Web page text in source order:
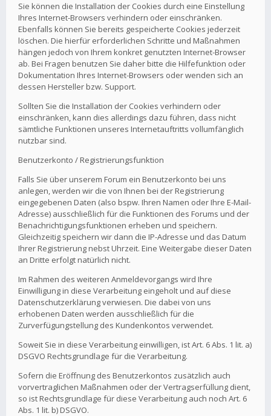
Sie können die Installation der Cookies durch eine Einstellung
Ihres Internet-Browsers verhindern oder einschränken.
Ebenfalls können Sie bereits gespeicherte Cookies jederzeit
löschen. Die hierfür erforderlichen Schritte und Maßnahmen
hängen jedoch von Ihrem konkret genutzten Internet-Browser
ab. Bei Fragen benutzen Sie daher bitte die Hilfefunktion oder
Dokumentation Ihres Internet-Browsers oder wenden sich an
dessen Hersteller bzw. Support.
Sollten Sie die Installation der Cookies verhindern oder
einschränken, kann dies allerdings dazu führen, dass nicht
sämtliche Funktionen unseres Internetauftritts vollumfänglich
nutzbar sind.
Benutzerkonto / Registrierungsfunktion
Falls Sie über unserem Forum ein Benutzerkonto bei uns
anlegen, werden wir die von Ihnen bei der Registrierung
eingegebenen Daten (also bspw. Ihren Namen oder Ihre E-Mail-
Adresse) ausschließlich für die Funktionen des Forums und der
Benachrichtigungsfunktionen erheben und speichern.
Gleichzeitig speichern wir dann die IP-Adresse und das Datum
Ihrer Registrierung nebst Uhrzeit. Eine Weitergabe dieser Daten
an Dritte erfolgt natürlich nicht.
Im Rahmen des weiteren Anmeldevorgangs wird Ihre
Einwilligung in diese Verarbeitung eingeholt und auf diese
Datenschutzerklärung verwiesen. Die dabei von uns
erhobenen Daten werden ausschließlich für die
Zurverfügungstellung des Kundenkontos verwendet.
Soweit Sie in diese Verarbeitung einwilligen, ist Art. 6 Abs. 1 lit. a)
DSGVO Rechtsgrundlage für die Verarbeitung.
Sofern die Eröffnung des Benutzerkontos zusätzlich auch
vorvertraglichen Maßnahmen oder der Vertragserfüllung dient,
so ist Rechtsgrundlage für diese Verarbeitung auch noch Art. 6
Abs. 1 lit. b) DSGVO.